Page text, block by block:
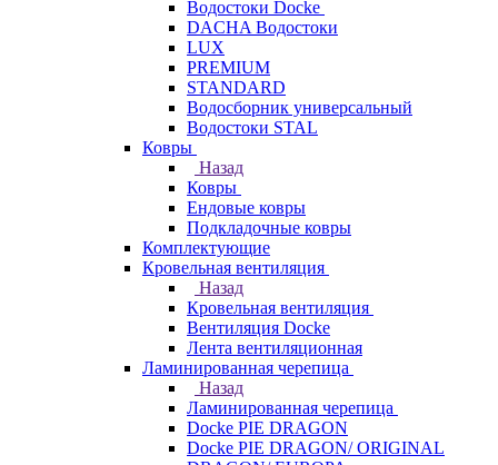
Водостоки Docke
DACHA Водостоки
LUX
PREMIUM
STANDARD
Водосборник универсальный
Водостоки STAL
Ковры
Назад
Ковры
Ендовые ковры
Подкладочные ковры
Комплектующие
Кровельная вентиляция
Назад
Кровельная вентиляция
Вентиляция Docke
Лента вентиляционная
Ламинированная черепица
Назад
Ламинированная черепица
Docke PIE DRAGON
Docke PIE DRAGON/ ORIGINAL